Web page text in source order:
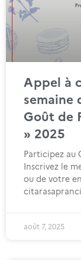
Appel à
semaine
Goût de
» 2025
Participez au
Inscrivez le
ou de votre
août 7, 2025